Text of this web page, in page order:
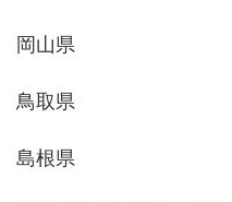
岡山県
鳥取県
島根県